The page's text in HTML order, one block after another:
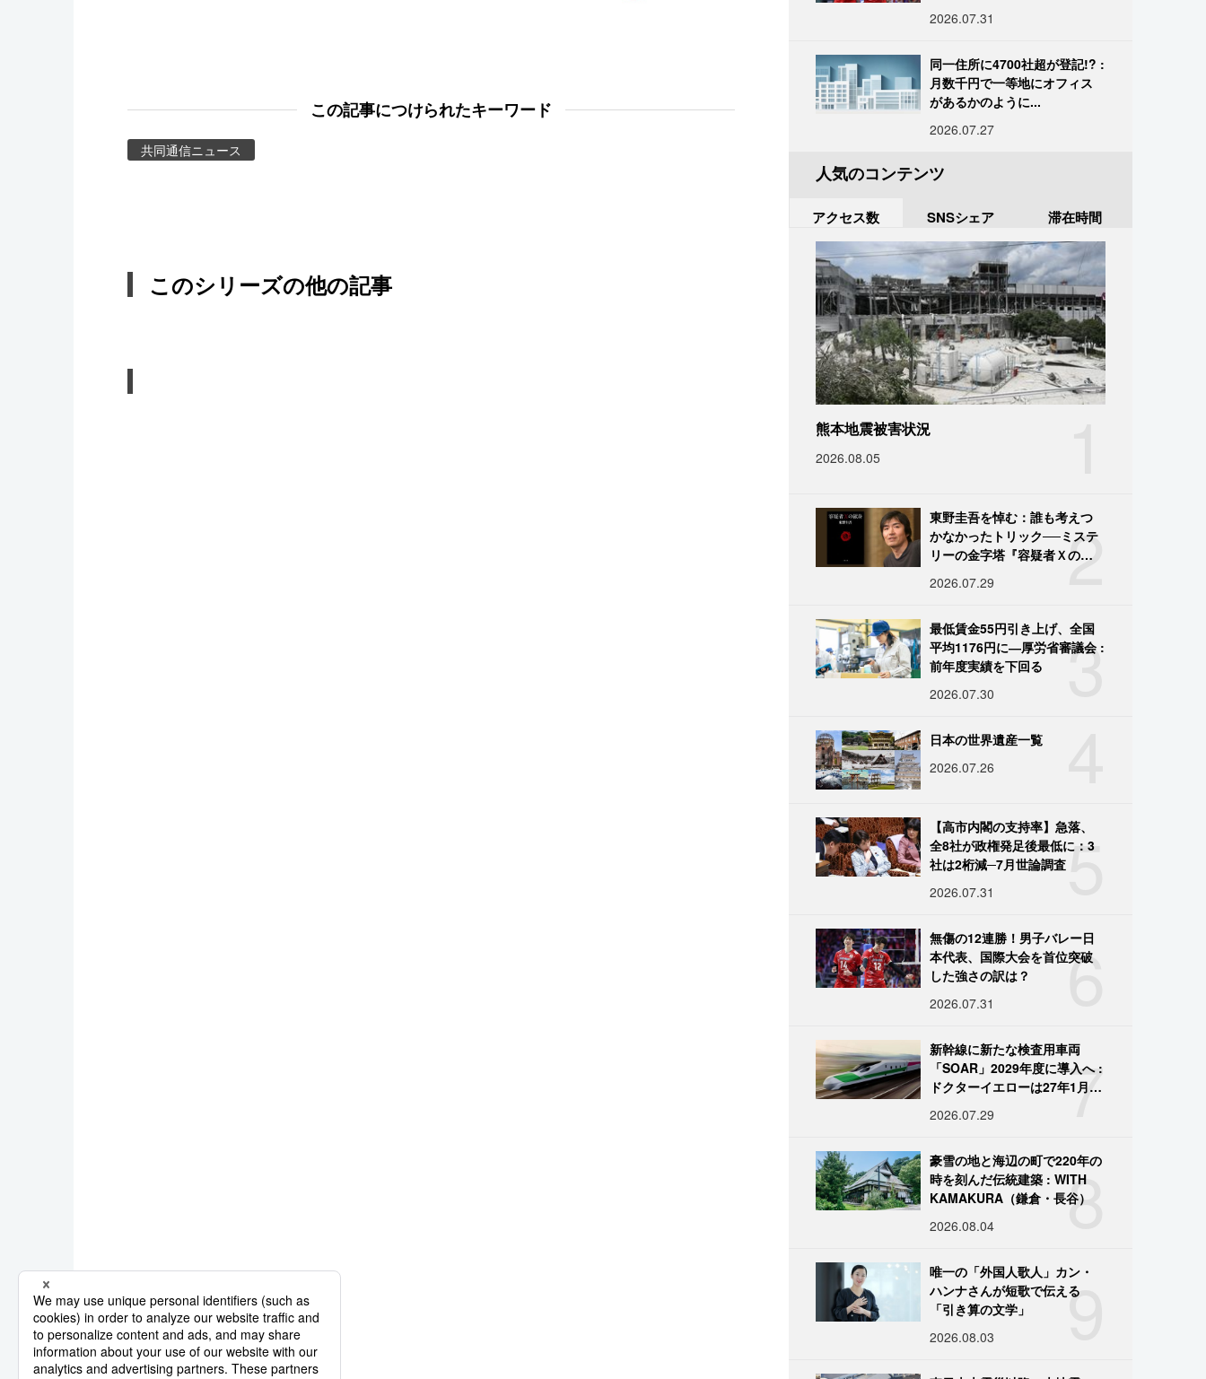
この記事につけられたキーワード
共同通信ニュース
このシリーズの他の記事
2026.07.31
同一住所に4700社超が登記!? :
月数千円で一等地にオフィス
があるかのように...
2026.07.27
人気のコンテンツ
アクセス数 SNSシェア 滞在時間
熊本地震被害状況
2026.08.05
2
東野圭吾を悼む：誰も考えつ
かなかったトリック──ミステ
リーの金字塔『容疑者Ｘの献
2026.07.29
3
最低賃金55円引き上げ、全国
平均1176円に―厚労省審議会 :
前年度実績を下回る
2026.07.30
日本の世界遺産一覧
2026.07.26
5
【高市内閣の支持率】急落、
全8社が政権発足後最低に：3
社は2桁減─7月世論調査
2026.07.31
6
無傷の12連勝！男子バレー日
本代表、国際大会を首位突破
した強さの訳は？
2026.07.31
7
新幹線に新たな検査用車両
「SOAR」2029年度に導入へ :
ドクターイエローは27年1月に
2026.07.29
8
豪雪の地と海辺の町で220年の
時を刻んだ伝統建築 : WITH
KAMAKURA（鎌倉・長谷）
2026.08.04
9
唯一の「外国人歌人」カン・
ハンナさんが短歌で伝える
「引き算の文学」
2026.08.03